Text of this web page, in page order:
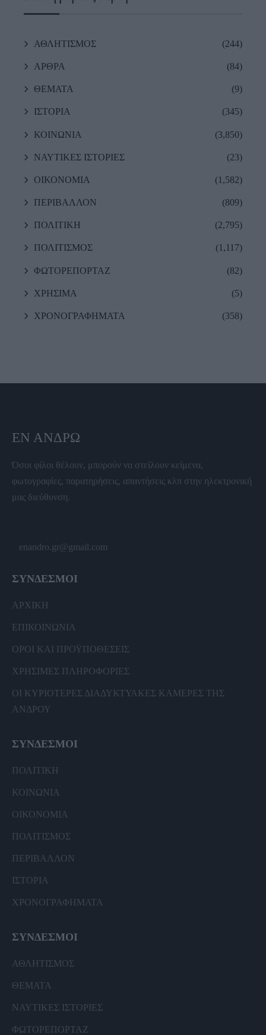
ΑΘΛΗΤΙΣΜΟΣ (244)
ΑΡΘΡΑ (84)
ΘΕΜΑΤΑ (9)
ΙΣΤΟΡΙΑ (345)
ΚΟΙΝΩΝΙΑ (3,850)
ΝΑΥΤΙΚΕΣ ΙΣΤΟΡΙΕΣ (23)
ΟΙΚΟΝΟΜΙΑ (1,582)
ΠΕΡΙΒΑΛΛΟΝ (809)
ΠΟΛΙΤΙΚΗ (2,795)
ΠΟΛΙΤΙΣΜΟΣ (1,117)
ΦΩΤΟΡΕΠΟΡΤΑΖ (82)
ΧΡΗΣΙΜΑ (5)
ΧΡΟΝΟΓΡΑΦΗΜΑΤΑ (358)
ΕΝ ΆΝΔΡΩ
Όσοι φίλοι θέλουν, μπορούν να στείλουν κείμενα,
φωτογραφίες, παρατηρήσεις, απαντήσεις κλπ στην ηλεκτρονική
μας διεύθυνση.
enandro.gr@gmail.com
ΣΥΝΔΕΣΜΟΙ
ΑΡΧΙΚΗ
ΕΠΙΚΟΙΝΩΝΙΑ
ΟΡΟΙ ΚΑΙ ΠΡΟΫΠΟΘΕΣΕΙΣ
ΧΡΗΣΙΜΕΣ ΠΛΗΡΟΦΟΡΙΕΣ
ΟΙ ΚΥΡΙΟΤΕΡΕΣ ΔΙΑΔΥΚΤΥΑΚΕΣ ΚΑΜΕΡΕΣ ΤΗΣ
ΑΝΔΡΟΥ
ΣΥΝΔΕΣΜΟΙ
ΠΟΛΙΤΙΚΗ
ΚΟΙΝΩΝΙΑ
ΟΙΚΟΝΟΜΙΑ
ΠΟΛΙΤΙΣΜΟΣ
ΠΕΡΙΒΑΛΛΟΝ
ΙΣΤΟΡΙΑ
ΧΡΟΝΟΓΡΑΦΗΜΑΤΑ
ΣΥΝΔΕΣΜΟΙ
ΑΘΛΗΤΙΣΜΟΣ
ΘΕΜΑΤΑ
ΝΑΥΤΙΚΕΣ ΙΣΤΟΡΙΕΣ
ΦΩΤΟΡΕΠΟΡΤΑΖ